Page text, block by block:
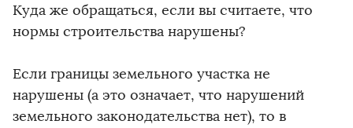
Куда же обращаться, если вы считаете, что
нормы строительства нарушены?
Если границы земельного участка не
нарушены (а это означает, что нарушений
земельного законодательства нет), то в